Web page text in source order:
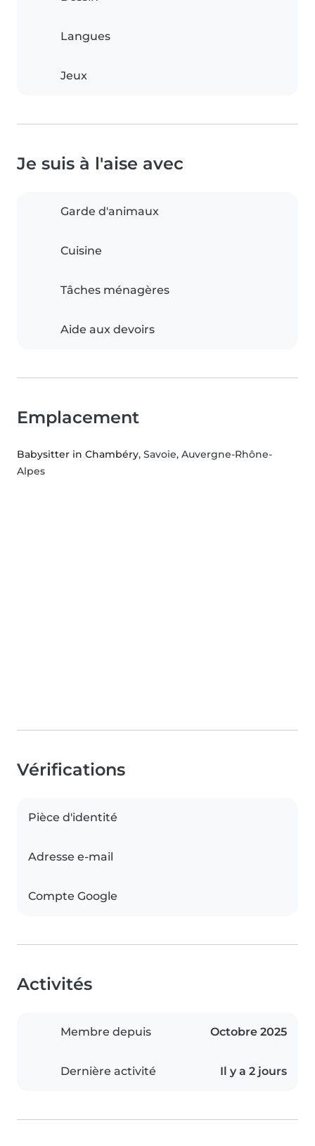
Langues
Jeux
Je suis à l'aise avec
Garde d'animaux
Cuisine
Tâches ménagères
Aide aux devoirs
Emplacement
Babysitter in Chambéry, Savoie, Auvergne-Rhône-
Alpes
Vérifications
Pièce d'identité
Adresse e-mail
Compte Google
Activités
Membre depuis Octobre 2025
Dernière activité Il y a 2 jours